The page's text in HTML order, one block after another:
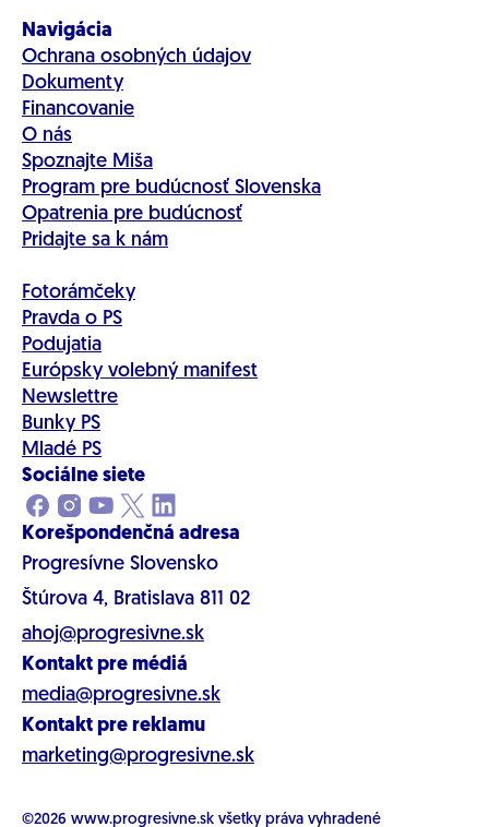
Navigácia
Ochrana osobných údajov
Dokumenty
Financovanie
O nás
Spoznajte Miša
Program pre budúcnosť Slovenska
Opatrenia pre budúcnosť
Pridajte sa k nám
Fotorámčeky
Pravda o PS
Podujatia
Európsky volebný manifest
Newslettre
Bunky PS
Mladé PS
Sociálne siete
Korešpondenčná adresa
Progresívne Slovensko
Štúrova 4, Bratislava 811 02
ahoj@progresivne.sk
Kontakt pre médiá
media@progresivne.sk
Kontakt pre reklamu
marketing@progresivne.sk
©2026 www.progresivne.sk všetky práva vyhradené